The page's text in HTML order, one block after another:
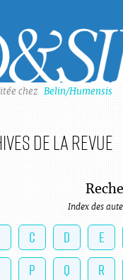
chez Belin/Humensis
de la revue
Index des
C D E
P Q R